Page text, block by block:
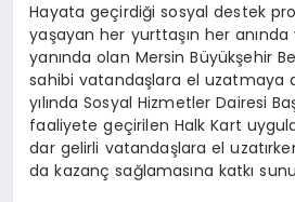
Hayata geçirdiği sosyal destek
yaşayan her yurttaşın her anında
yanında olan Mersin Büyükşehir
sahibi vatandaşlara el uzatmaya
yılında Sosyal Hizmetler Dairesi
faaliyete geçirilen Halk Kart
dar gelirli vatandaşlara el
da kazanç sağlamasına katkı